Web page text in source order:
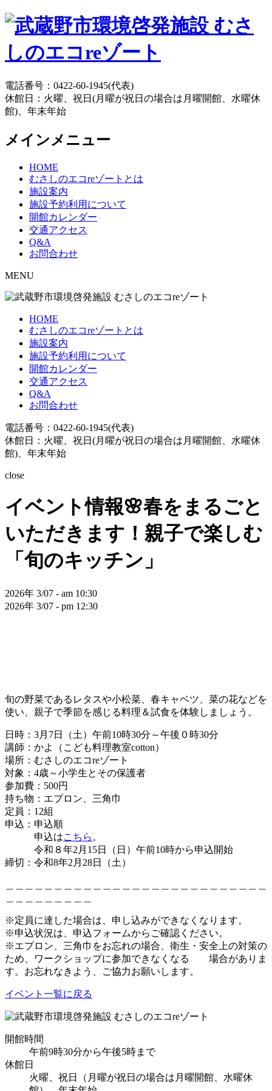
電話番号：0422-60-1945(代表)
休館日：火曜、祝日(月曜が祝日の場合は月曜開館、水曜休
館)、年末年始
メインメニュー
HOME
むさしのエコreゾートとは
施設案内
施設予約利用について
開館カレンダー
交通アクセス
Q&A
お問合わせ
MENU
HOME
むさしのエコreゾートとは
施設案内
施設予約利用について
開館カレンダー
交通アクセス
Q&A
お問合わせ
電話番号：0422-60-1945(代表)
休館日：火曜、祝日(月曜が祝日の場合は月曜開館、水曜休
館)、年末年始
close
イベント情報🌸春をまるごと
いただきます！親子で楽しむ
「旬のキッチン」
2026年 3/07 - am 10:30
2026年 3/07 - pm 12:30
旬の野菜であるレタスや小松菜、春キャベツ、菜の花などを
使い、親子で季節を感じる料理＆試食を体験しましょう。
日時：3月7日（土）午前10時30分～午後０時30分
講師：かよ（こども料理教室cotton）
場所：むさしのエコreゾート
対象：4歳～小学生とその保護者
参加費：500円
持ち物：エプロン、三角巾
定員：12組
申込：申込順
申込はこちら 。
令和８年2月15日（日）午前10時から申込開始
締切：令和8年2月28日（土）
※定員に達した場合は、申し込みができなくなります。
※申込状況は、申込フォームからご確認ください。
※エプロン、三角巾をお忘れの場合、衛生・安全上の対策の
ため、ワークショップに参加できなくなる 場合がありま
す。お忘れなきよう、ご協力お願いします。
イベント一覧に戻る
開館時間
午前9時30分から午後5時まで
休館日
火曜、祝日（月曜が祝日の場合は月曜開館、水曜休